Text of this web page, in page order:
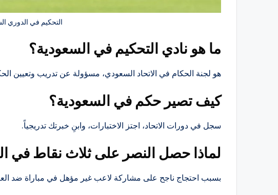
التحكيم في الدوري
ما هو نادي التحكيم في السعودية؟
هو لجنة الحكام في الاتحاد السعودي، مسؤولة عن تدريب وتعيين
كيف تصير حكم في السعودية؟
سجل في دورات الاتحاد، اجتز الاختبارات، وابنِ خبرتك تدريجياً.
لماذا حصل النصر على ثلاث نقاط في
بسبب احتجاج ناجح على مشاركة لاعب غير مؤهل في مباراة ضد